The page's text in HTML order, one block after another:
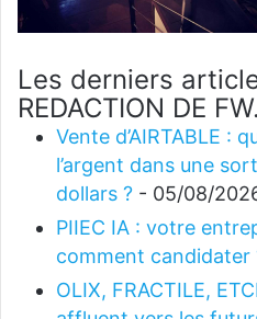
Les derniers
REDACTION DE
Vente d’AIRTABLE :
l’argent dans une
dollars ? - 05/08/
PIIEC IA : votre
comment candidater
OLIX, FRACTILE,